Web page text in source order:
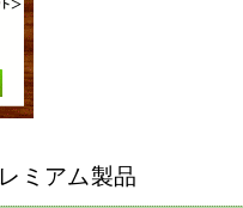
ミアム製品